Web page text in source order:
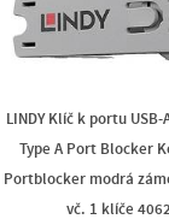
LINDY Klíč k portu USB-
Type A Port Blocker
Portblocker modrá
vč. 1 klíče